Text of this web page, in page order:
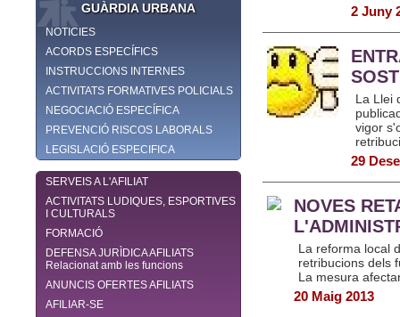
GUÀRDIA URBANA
NOTICIES
ACORDS ESPECÍFICS
INSTRUCCIONS INTERNES
ACTIVITATS FORMATIVES POLICIALS
NEGOCIACIÓ ESPECÍFICA
PREVENCIÓ RISCOS LABORALS
LEGISLACIÓ ESPECIFICA
SERVEIS A L'AFILIAT
ACTIVITATS LUDIQUES, ESPORTIVES
I CULTURALS
FORMACIÓ
DEFENSA JURÌDICA AFILIATS
Relacionat amb les funcions
ANUNCIS OFERTES AFILIATS
AFILIAR-SE
2 Juny
La Llei
vigor
29
NOVES
La reforma local
retribucions dels
La mesura
20 Maig 2013